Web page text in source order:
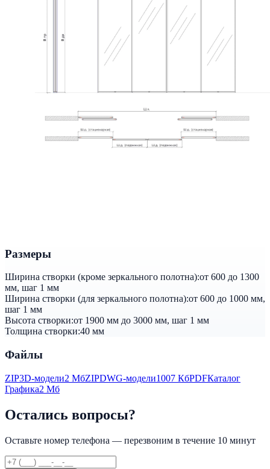
Размеры
Ширина створки (кроме зеркального полотна):от 600 до 1300
мм, шаг 1 мм
Ширина створки (для зеркального полотна):от 600 до 1000 мм,
шаг 1 мм
Высота створки:от 1900 мм до 3000 мм, шаг 1 мм
Толщина створки:40 мм
Файлы
ZIP3D-модели2 МбZIPDWG-модели1007 КбPDFКаталог
Графика2 Мб
Остались вопросы?
Оставьте номер телефона — перезвоним в течение 10 минут